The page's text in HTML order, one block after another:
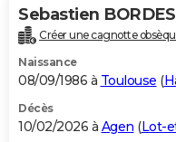
Sebastien BORDES
Créer une cagnotte
Naissance
08/09/1986 à Toulouse (
Décès
10/02/2026 à Agen (Lot-